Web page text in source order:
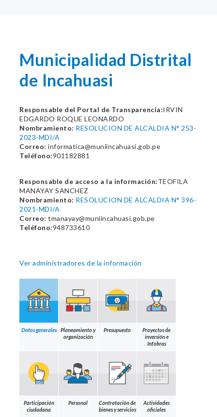
Municipalidad Distrital
de Incahuasi
Responsable del Portal de Transparencia:IRVIN
EDGARDO ROQUE LEONARDO
Nombramiento: RESOLUCION DE ALCALDIA N° 253-
2023-MDI/A
Correo: informatica@muniincahuasi.gob.pe
Teléfono:901182881
Responsable de acceso a la información:TEOFILA
MANAYAY SANCHEZ
Nombramiento: RESOLUCION DE ALCALDIA N° 396-
2021-MDI/A
Correo: tmanayay@muniincahuasi.gob.pe
Teléfono:948733610
Ver administradores de la información
Datos generales
Planeamiento y
organización
Presupuesto
Proyectos de
inversión e
Infobras
Participación
ciudadana
Personal
Contratación de
bienes y servicios
Actividades
oficiales